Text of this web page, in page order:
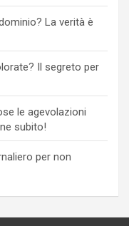
La verità è
Il segreto per
le agevolazioni
subito!
per non